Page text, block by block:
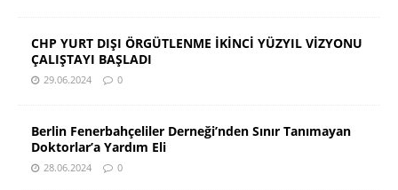
CHP YURT DIŞI ÖRGÜTLENME İKİNCİ YÜZYIL VİZYONU
ÇALIŞTAYI BAŞLADI
29.06.2024 0
Berlin Fenerbahçeliler Derneği’nden Sınır Tanımayan
Doktorlar’a Yardım Eli
28.06.2024 0